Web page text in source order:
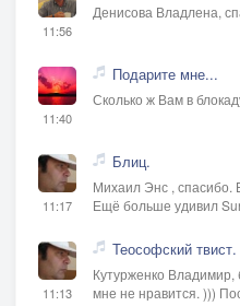
11:56
Денисова Владлена,
11:40
Подарите мне...
Сколько ж Вам в
11:17
Блиц.
Михаил Энс , спасибо.
Ещё больше удивил
11:13
Теософский твист.
Кутурженко Владимир,
мне не нравится. )))